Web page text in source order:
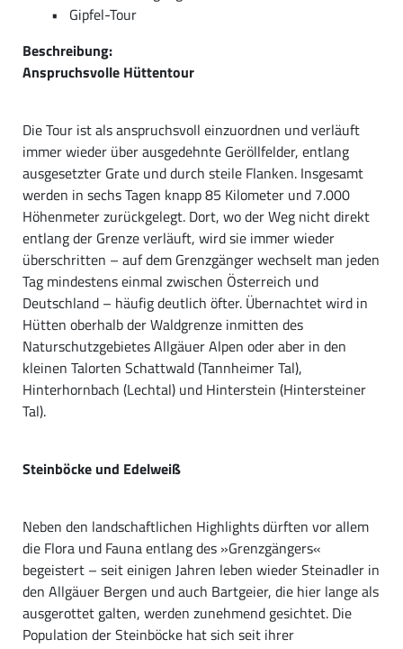
Gipfel-Tour
Beschreibung:
Anspruchsvolle Hüttentour
Die Tour ist als anspruchsvoll einzuordnen und verläuft
immer wieder über ausgedehnte Geröllfelder, entlang
ausgesetzter Grate und durch steile Flanken. Insgesamt
werden in sechs Tagen knapp 85 Kilometer und 7.000
Höhenmeter zurückgelegt. Dort, wo der Weg nicht direkt
entlang der Grenze verläuft, wird sie immer wieder
überschritten – auf dem Grenzgänger wechselt man jeden
Tag mindestens einmal zwischen Österreich und
Deutschland – häufig deutlich öfter. Übernachtet wird in
Hütten oberhalb der Waldgrenze inmitten des
Naturschutzgebietes Allgäuer Alpen oder aber in den
kleinen Talorten Schattwald (Tannheimer Tal),
Hinterhornbach (Lechtal) und Hinterstein (Hintersteiner
Tal).
Steinböcke und Edelweiß
Neben den landschaftlichen Highlights dürften vor allem
die Flora und Fauna entlang des »Grenzgängers«
begeistert – seit einigen Jahren leben wieder Steinadler in
den Allgäuer Bergen und auch Bartgeier, die hier lange als
ausgerottet galten, werden zunehmend gesichtet. Die
Population der Steinböcke hat sich seit ihrer